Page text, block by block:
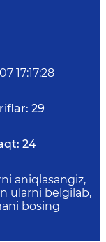
17:17:28
29
24
aniqlasangiz,
ularni belgilab,
bosing